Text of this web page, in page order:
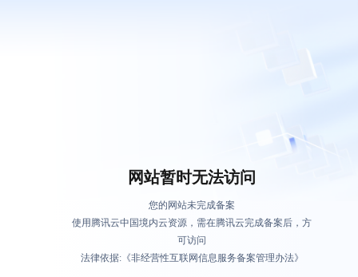
网站暂时无法访问
您的网站未完成备案
使用腾讯云中国境内云资源，需在腾讯云完成备案后，方
可访问
法律依据:《非经营性互联网信息服务备案管理办法》